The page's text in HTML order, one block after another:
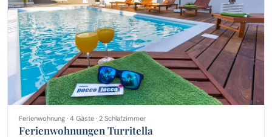
Ferienwohnung · 4 Gäste · 2 Schlafzimmer
Ferienwohnungen Turritella